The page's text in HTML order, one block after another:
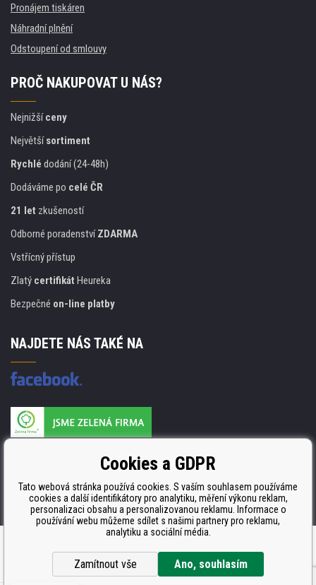
Pronájem tiskáren
Náhradní plnění
Odstoupení od smlouvy
PROČ NAKUPOVAT U NÁS?
Nejnižšíceny
Největšísortiment
Rychlé dodání (24-48h)
Dodáváme po celé ČR
21 let zkušeností
Odborné poradenstvíZDARMA
Vstřícný přístup
Zlatý certifikát Heureka
Bezpečné on-line platby
NAJDETE NÁS TAKÉ NA
ISO 9001. ISO 14001 a STMC.
Eshopyawebové stránkyodBINARGON.cz
Cookies a GDPR
Tato webová stránka používá cookies. S vaším souhlasem používáme
cookies a další identifikátory pro analytiku, měření výkonu reklam,
personalizaci obsahu a personalizovanou reklamu. Informace o
používání webu můžeme sdílet s našimi partnery pro reklamu,
analytiku a sociální média.
Zamítnout vše Ano, souhlasím